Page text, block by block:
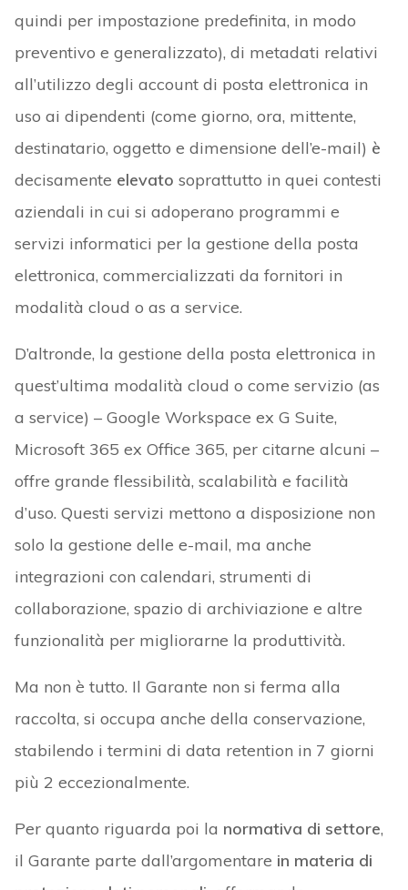
quindi per impostazione predefinita, in modo
preventivo e generalizzato), di metadati relativi
all’utilizzo degli account di posta elettronica in
uso ai dipendenti (come giorno, ora, mittente,
destinatario, oggetto e dimensione dell’e-mail) è
decisamente elevato soprattutto in quei contesti
aziendali in cui si adoperano programmi e
servizi informatici per la gestione della posta
elettronica, commercializzati da fornitori in
modalità cloud o as a service.
D’altronde, la gestione della posta elettronica in
quest’ultima modalità cloud o come servizio (as
a service) – Google Workspace ex G Suite,
Microsoft 365 ex Office 365, per citarne alcuni –
offre grande flessibilità, scalabilità e facilità
d’uso. Questi servizi mettono a disposizione non
solo la gestione delle e-mail, ma anche
integrazioni con calendari, strumenti di
collaborazione, spazio di archiviazione e altre
funzionalità per migliorarne la produttività.
Ma non è tutto. Il Garante non si ferma alla
raccolta, si occupa anche della conservazione,
stabilendo i termini di data retention in 7 giorni
più 2 eccezionalmente.
Per quanto riguarda poi la normativa di settore,
il Garante parte dall’argomentare in materia di